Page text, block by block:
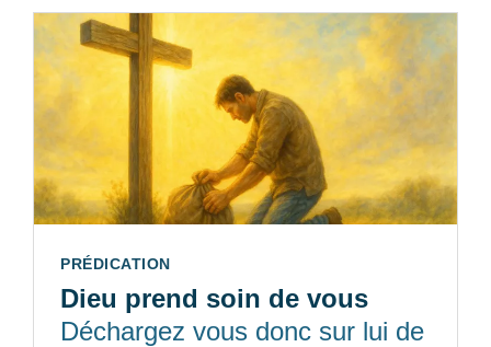
TYPE:
PRÉDICATION
Dieu prend soin de vous
Déchargez vous donc sur lui de